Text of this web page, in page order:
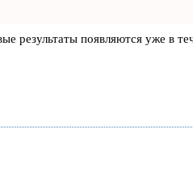
результаты появляются уже в